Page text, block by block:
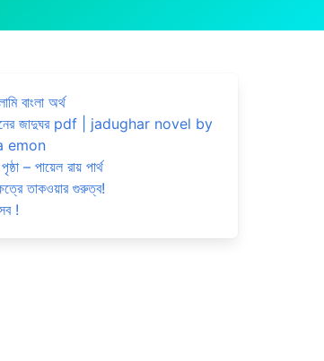
বাংলা অর্থ
জাদুঘর pdf | jadughar novel by
emon
– পায়েল রায় পার্থ
তাকওয়ার গুরুত্ব!
!